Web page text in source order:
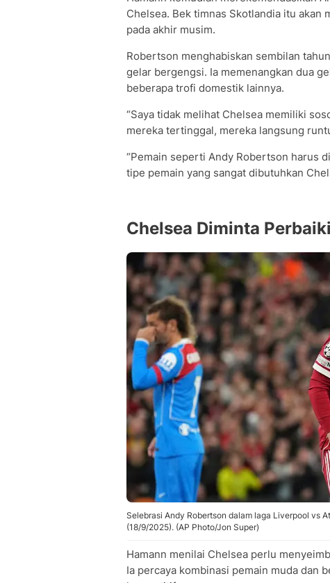
Chelsea. Bek timnas Skotlandia itu
pada akhir musim.
Robertson menghabiskan sembilan
gelar bergengsi. Ia memenangkan dua
beberapa trofi domestik lainnya.
“Saya tidak melihat Chelsea memiliki
mereka tertinggal, mereka langsung
“Pemain seperti Andy Robertson harus
tipe pemain yang sangat dibutuhkan
Chelsea Diminta
Selebrasi Andy Robertson dalam laga Liverpool vs
(18/9/2025). (AP Photo/Jon Super)
Hamann menilai Chelsea perlu
Ia percaya kombinasi pemain muda dan